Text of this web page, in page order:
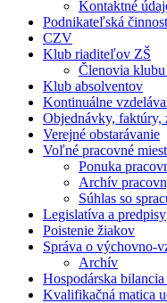
Kontaktné
Podnikateľská
CZV
Klub riaditeľov ZŠ
Členovia
Klub absolventov
Kontinuálne
Objednávky, faktúry,
Verejné obstarávanie
Voľné pracovné
Ponuka
Archív
Súhlas so
Legislatíva a predpisy
Poistenie žiakov
Správa o výchovno-
Archív
Hospodárska
Kvalifikačná matica